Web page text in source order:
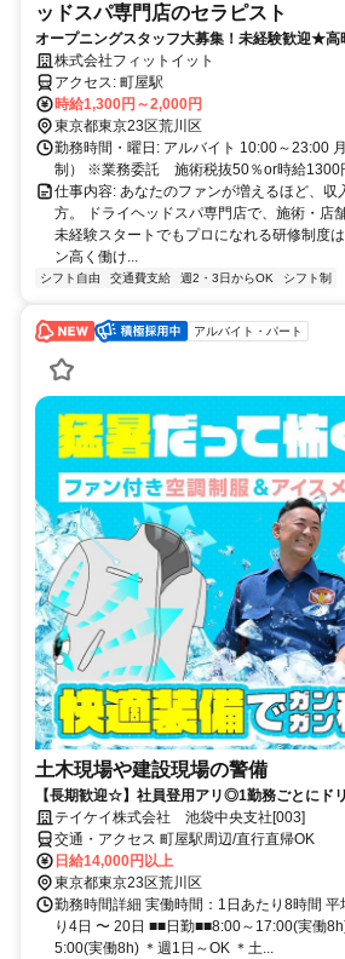
ッドスパ専門店のセラピスト
オープニングスタッフ大募集！未経験歓迎★高
株式会社フィットイット
アクセス: 町屋駅
時給1,300円～2,000円
東京都東京23区荒川区
勤務時間・曜日: アルバイト 10:00～23:00
制） ※業務委託 施術税抜50％or時給1300
仕事内容: あなたのファンが増えるほど、収
方。 ドライヘッドスパ専門店で、施術・店
未経験スタートでもプロになれる研修制度
ン高く働け...
シフト自由 交通費支給 週2・3日からOK シフト制
アルバイト・パート
土木現場や建設現場の警備
【長期歓迎☆】社員登用アリ◎1勤務ごとにド
テイケイ株式会社 池袋中央支社[003]
交通・アクセス 町屋駅周辺/直行直帰OK
日給14,000円以上
東京都東京23区荒川区
勤務時間詳細 実働時間：1日あたり8時間
り4日 〜 20日 ■■日勤■■8:00～17:00(実働
5:00(実働8h) ＊週1日～OK ＊土...